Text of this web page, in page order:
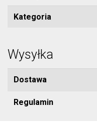
Kategoria
Wysyłka
Dostawa
Regulamin